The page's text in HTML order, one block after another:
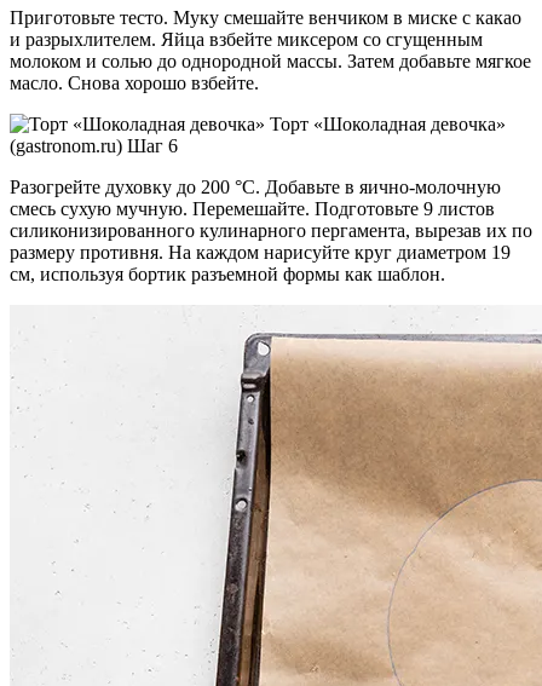
Приготовьте тесто. Муку смешайте венчиком в миске с какао
и разрыхлителем. Яйца взбейте миксером со сгущенным
молоком и солью до однородной массы. Затем добавьте мягкое
масло. Снова хорошо взбейте.
Торт «Шоколадная девочка»
(gastronom.ru) Шаг 6
Разогрейте духовку до 200 °C. Добавьте в яично-молочную
смесь сухую мучную. Перемешайте. Подготовьте 9 листов
силиконизированного кулинарного пергамента, вырезав их по
размеру противня. На каждом нарисуйте круг диаметром 19
см, используя бортик разъемной формы как шаблон.